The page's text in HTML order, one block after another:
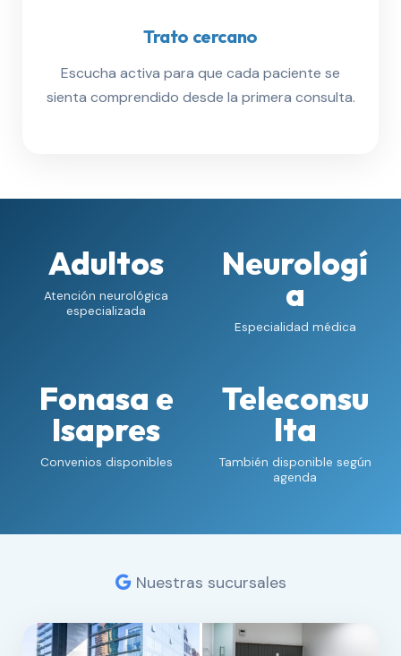
Trato cercano
Escucha activa para que cada paciente se
sienta comprendido desde la primera consulta.
Adultos
Atención neurológica
especializada
Neurologí
a
Especialidad médica
Fonasa e
Isapres
Convenios disponibles
Teleconsu
lta
También disponible según
agenda
Nuestras sucursales